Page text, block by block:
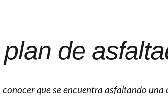
de
que se encuentra asfaltando una